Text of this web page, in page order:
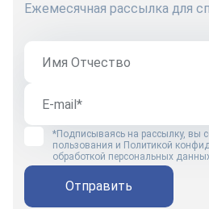
Ежемесячная рассылка для
*Подписываясь на рассылку, вы
пользования и Политикой
обработкой персональных
Отправить